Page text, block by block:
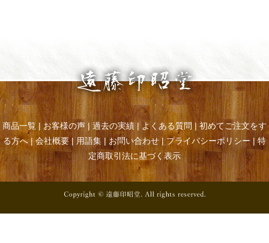
商品一覧 |お客様の声|過去の実績|よくある質問|初めてご注文をす
る方へ |会社概要|用語集| お問い合わせ| プライバシーポリシー|特
定商取引法に基づく表示